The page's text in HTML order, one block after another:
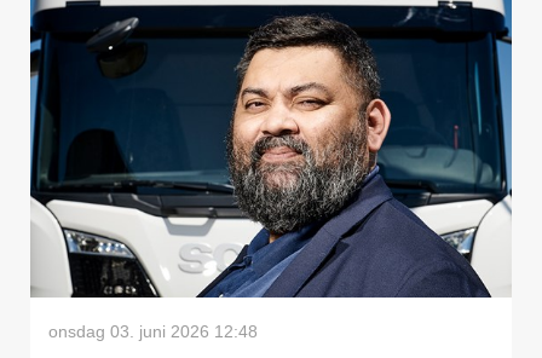
onsdag 03. juni 2026 12:48